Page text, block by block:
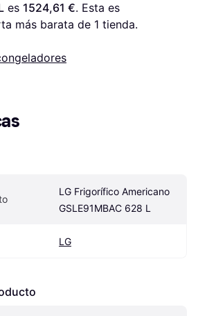
es 1524,61 €. Esta es
más barata de 1 tienda.
LG Frigorífico Americano
GSLE91MBAC 628 L
LG